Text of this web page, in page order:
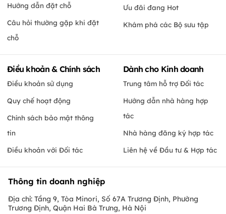
Hướng dẫn đặt chỗ
Câu hỏi thường gặp khi đặt
chỗ
Ưu đãi đang Hot
Khám phá các Bộ sưu tập
Điều khoản & Chính sách
Điều khoản sử dụng
Quy chế hoạt động
Chính sách bảo mật thông
tin
Điều khoản với Đối tác
Dành cho Kinh doanh
Trung tâm hỗ trợ Đối tác
Hướng dẫn nhà hàng hợp
tác
Nhà hàng đăng ký hợp tác
Liên hệ về Đầu tư & Hợp tác
Thông tin doanh nghiệp
Địa chỉ: Tầng 9, Tòa Minori, Số 67A Trương Định, Phường
Trương Định, Quận Hai Bà Trưng, Hà Nội